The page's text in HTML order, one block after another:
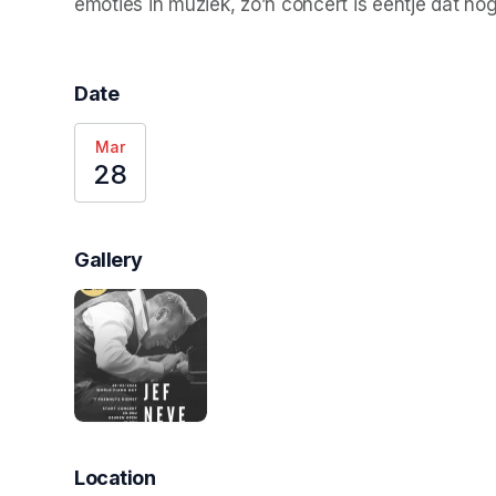
Date
Mar
28
Gallery
Location